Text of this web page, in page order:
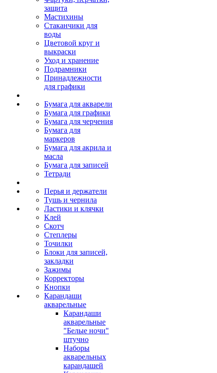
защита
Мастихины
Стаканчики для
воды
Цветовой круг и
выкраски
Уход и хранение
Подрамники
Принадлежности
для графики
Бумага для акварели
Бумага для графики
Бумага для черчения
Бумага для
маркеров
Бумага для акрила и
масла
Бумага для записей
Тетради
Перья и держатели
Тушь и чернила
Ластики и клячки
Клей
Скотч
Степлеры
Точилки
Блоки для записей,
закладки
Зажимы
Корректоры
Кнопки
Карандаши
акварельные
Карандаши
акварельные
"Белые ночи"
штучно
Наборы
акварельных
карандашей